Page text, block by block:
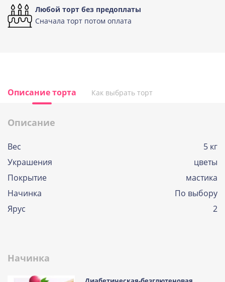
Любой торт без предоплаты
Сначала торт потом оплата
Описание торта Как выбрать торт
Описание
Вес
5 кг
Украшения
цветы
Покрытие
мастика
Начинка
По выбору
Ярус
2
Начинка